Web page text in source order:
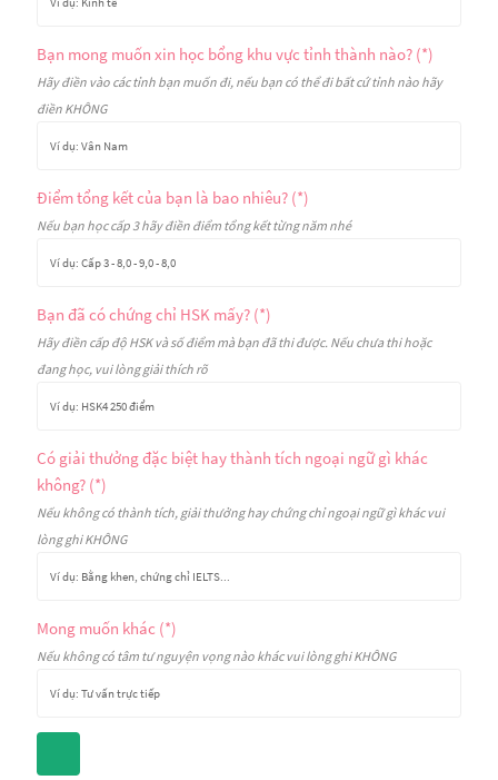
Bạn mong muốn xin học bổng khu vực tỉnh thành nào? (*)
Hãy điền vào các tỉnh bạn muốn đi, nếu bạn có thể đi bất cứ tỉnh nào hãy
điền KHÔNG
Điểm tổng kết của bạn là bao nhiêu? (*)
Nếu bạn học cấp 3 hãy điền điểm tổng kết từng năm nhé
Bạn đã có chứng chỉ HSK mấy? (*)
Hãy điền cấp độ HSK và số điểm mà bạn đã thi được. Nếu chưa thi hoặc
đang học, vui lòng giải thích rõ
Có giải thưởng đặc biệt hay thành tích ngoại ngữ gì khác
không? (*)
Nếu không có thành tích, giải thưởng hay chứng chỉ ngoại ngữ gì khác vui
lòng ghi KHÔNG
Mong muốn khác (*)
Nếu không có tâm tư nguyện vọng nào khác vui lòng ghi KHÔNG